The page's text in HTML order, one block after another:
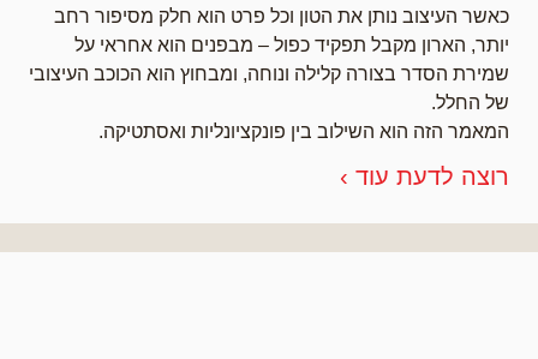
כאשר העיצוב נותן את הטון וכל פרט הוא חלק מסיפור רחב
יותר, הארון מקבל תפקיד כפול – מבפנים הוא אחראי על
שמירת הסדר בצורה קלילה ונוחה, ומבחוץ הוא הכוכב העיצובי
של החלל.
המאמר הזה הוא השילוב בין פונקציונליות ואסתטיקה.
רוצה לדעת עוד ›